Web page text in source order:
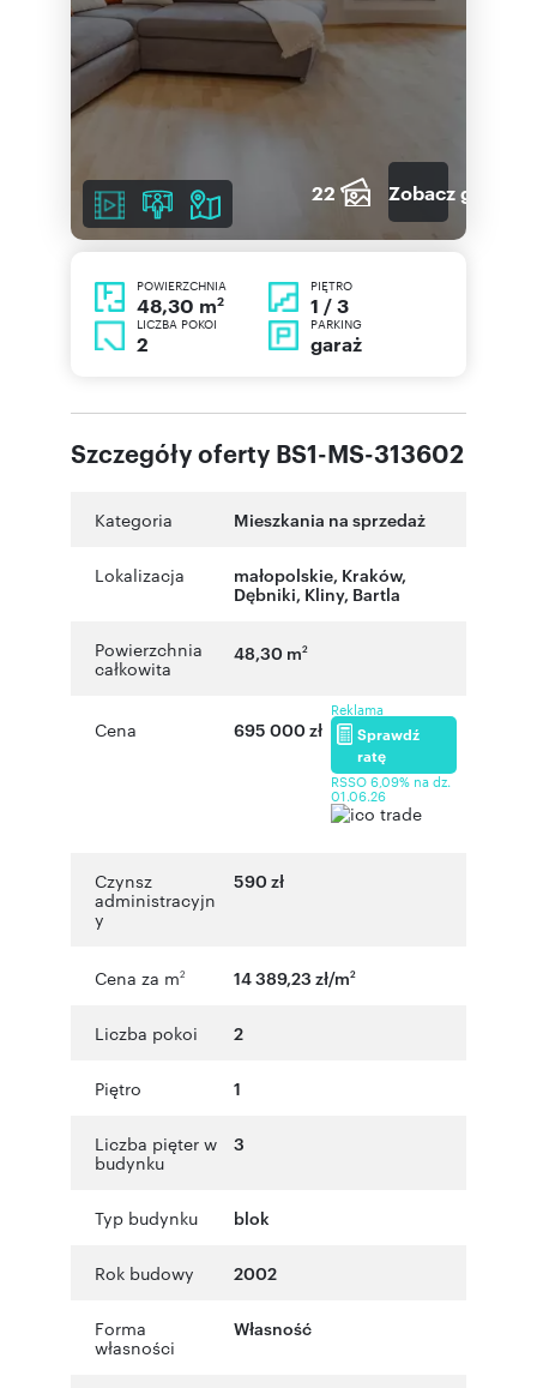
22 Zobacz galerię
POWIERZCHNIA
48,30 m2
PIĘTRO
1 / 3
LICZBA POKOI
2
PARKING
garaż
Szczegóły oferty BS1-MS-313602
Kategoria Mieszkania na sprzedaż
Lokalizacja małopolskie, Kraków,
Dębniki, Kliny, Bartla
Powierzchnia
całkowita
48,30 m2
Cena 695 000 zł
Reklama
Sprawdź
ratę
RSSO 6,09% na dz.
01.06.26
Czynsz
administracyjn
y
590 zł
Cena za m2 14 389,23 zł/m2
Liczba pokoi 2
Piętro 1
Liczba pięter w
budynku
3
Typ budynku blok
Rok budowy 2002
Forma
własności
Własność